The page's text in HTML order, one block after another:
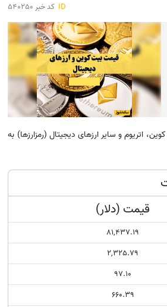
ID کد خبر 540250
24، قیمت بیت کوین، اتریوم و سایر ارز‌های دیجیتال (رمزارزها) به
قیمت (دلار)
81,437.19
2,325.79
97.10
660.39